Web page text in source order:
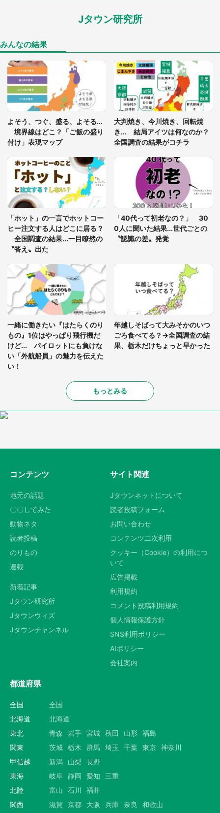
「孫にあげると思って、あなたにこれをあげる」
「ゾワゾワする」「本当に気持ち悪い」 道端でバ
グっちゃってた〝野生の野菜〟に6.5万人戦慄
「閉所恐怖症の私は新幹線で大パニック。隣席の青
年に『手を繋いで』とお願いしたら...」 体験談に
8万人感動
7万人驚がく 「お菓子売り場ならまだしも...」「ハ
ードル高い」
あまりにも四角すぎる猫、激写される 「これもう
座布団だろ」「食パンの耳」と1.4万人困惑
Jタウン研究所
みんなの結果
よそう、つぐ、盛る、よそる...
境界線はどこ？「ご飯の盛り
付け」表現マップ
大判焼き、今川焼き、回転焼
き... 結局アイツは何なのか？
全国調査の結果がコチラ
「ホット」の一言でホットコー
ヒー注文する人はどこに居る？
全国調査の結果...一目瞭然の
〝答え〟出た
「40代って初老なの？」 30
0人に聞いた結果...世代ごとの
〝認識の差〟発覚
一緒に働きたい『はたらくのり
もの』1位はやっぱり飛行機だ
けど... パイロットにも負けな
い「外航船員」の魅力を伝えた
い！
年越しそばって大みそかのいつ
ごろ食べてる？→全国調査の結
果、栃木だけちょっと早かった
もっとみる
コンテンツ
地元の話題
〇〇してみた
動物ネタ
読者投稿
のりもの
連載
新着記事
Jタウン研究所
Jタウンウィズ
Jタウンチャンネル
サイト関連
Jタウンネットについて
読者投稿フォーム
お問い合わせ
コンテンツ二次利用
クッキー（Cookie）の利用につ
いて
広告掲載
利用規約
コメント投稿利用規約
個人情報保護方針
SNS利用ポリシー
AIポリシー
会社案内
都道府県
全国
全国
北海道
北海道
東北
青森 岩手 宮城 秋田 山形 福島
関東
茨城 栃木 群馬 埼玉 千葉 東京 神奈川
甲信越
新潟 山梨
長野
東海
岐阜 静岡 愛知
三重
北陸
富山 石川
福井
関西
滋賀 京都 大阪 兵庫 奈良 和歌山